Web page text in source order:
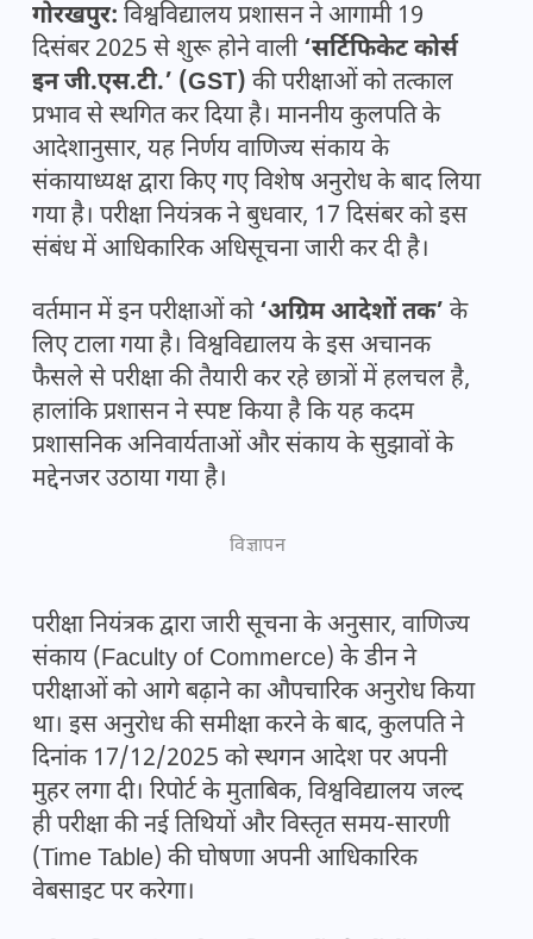
गोरखपुर: विश्वविद्यालय प्रशासन ने आगामी 19
दिसंबर 2025 से शुरू होने वाली‘सर्टिफिकेट कोर्स
इन जी.एस.टी.’ (GST) की परीक्षाओं को तत्काल
प्रभाव से स्थगित कर दिया है। माननीय कुलपति के
आदेशानुसार, यह निर्णय वाणिज्य संकाय के
संकायाध्यक्ष द्वारा किए गए विशेष अनुरोध के बाद लिया
गया है। परीक्षा नियंत्रक ने बुधवार, 17 दिसंबर को इस
संबंध में आधिकारिक अधिसूचना जारी कर दी है।
वर्तमान में इन परीक्षाओं को‘अग्रिम आदेशों तक’ के
लिए टाला गया है। विश्वविद्यालय के इस अचानक
फैसले से परीक्षा की तैयारी कर रहे छात्रों में हलचल है,
हालांकि प्रशासन ने स्पष्ट किया है कि यह कदम
प्रशासनिक अनिवार्यताओं और संकाय के सुझावों के
मद्देनजर उठाया गया है।
विज्ञापन
परीक्षा नियंत्रक द्वारा जारी सूचना के अनुसार, वाणिज्य
संकाय (Faculty of Commerce) के डीन ने
परीक्षाओं को आगे बढ़ाने का औपचारिक अनुरोध किया
था। इस अनुरोध की समीक्षा करने के बाद, कुलपति ने
दिनांक 17/12/2025 को स्थगन आदेश पर अपनी
मुहर लगा दी। रिपोर्ट के मुताबिक, विश्वविद्यालय जल्द
ही परीक्षा की नई तिथियों और विस्तृत समय-सारणी
(Time Table) की घोषणा अपनी आधिकारिक
वेबसाइट पर करेगा।